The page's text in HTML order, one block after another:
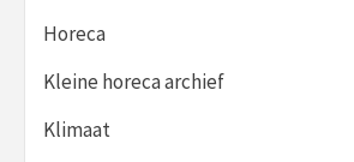
Horeca
Kleine horeca archief
Klimaat